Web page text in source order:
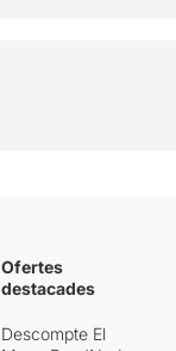
Ofertes
destacades
Descompte El